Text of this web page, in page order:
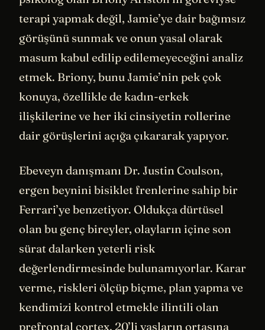
terapi yapmak değil, Jamie’ye dair bağımsız
görüşünü sunmak ve onun yasal olarak
masum kabul edilip edilemeyeceğini analiz
etmek. Briony, bunu Jamie’nin pek çok
konuya, özellikle de kadın-erkek
ilişkilerine ve her iki cinsiyetin rollerine
dair görüşlerini açığa çıkararak yapıyor.
Ebeveyn danışmanı Dr. Justin Coulson,
ergen beynini bisiklet frenlerine sahip bir
Ferrari’ye benzetiyor. Oldukça dürtüsel
olan bu genç bireyler, olayların içine son
sürat dalarken yeterli risk
değerlendirmesinde bulunamıyorlar. Karar
verme, riskleri ölçüp biçme, plan yapma ve
kendimizi kontrol etmekle ilintili olan
prefrontal cortex, 20’li yaşların ortasına